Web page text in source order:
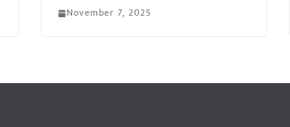
November 7, 2025